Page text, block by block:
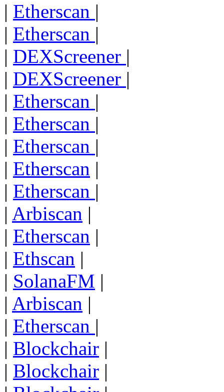
| Etherscan |
| Etherscan |
| DEXScreener |
| DEXScreener |
| Etherscan |
| Etherscan |
| Etherscan |
| Etherscan |
| Etherscan |
| Arbiscan |
| Etherscan |
| Ethscan |
| SolanaFM |
| Arbiscan |
| Etherscan |
| Blockchair |
| Blockchair |